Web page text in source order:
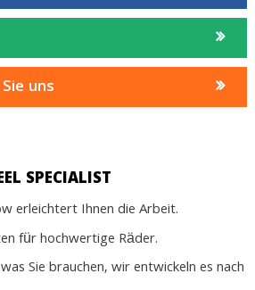
uns
SPECIALIST
erleichtert Ihnen die Arbeit.
für hochwertige Räder.
Sie brauchen, wir entwickeln es nach